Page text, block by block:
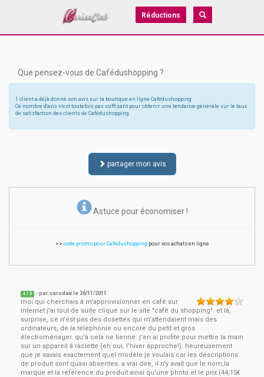
Réductions
Que pensez-vous de Cafédushopping ?
1 client a déjà donné son avis sur la boutique en ligne Cafédushopping
Ce nombre d'avis n'est toutefois pas suffisant pour obtenir une tendance générale sur le taux
de satisfaction des clients de Cafédushopping
partager mon avis
Astuce pour économiser !
>> code promo pour Cafédushopping pour vos achats en ligne
4 / 5 - parcarodav le 26/11/2011
moi qui cherchais à m'approvisionner en café sur
internet j'ai tout de suite cliqué sur le site "café du shopping". et là,
surprise, ce n'est pas des dosettes qui m'attendaient mais des
ordinateurs, de la téléphonie ou encore du petit et gros
électroménager. qu'à cela ne tienne: j'en ai profité pour mettre la main
sur un appareil à raclette (eh oui, l'hiver approche!). heureusement
que je savais exactement quel modèle je voulais car les descriptions
de produit sont quasi absentes. a vrai dire, il n'y avait que le nom,la
marque et la référence du produit ainsi qu'une photo et le prix (44,15€